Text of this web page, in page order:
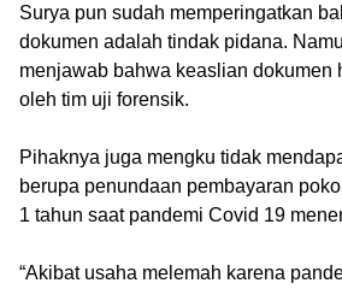
‎Surya pun sudah memperingatkan
dokumen adalah tindak pidana.
menjawab bahwa keaslian dokumen
oleh tim uji forensik.
‎Pihaknya juga mengku tidak
berupa penundaan pembayaran
1 tahun saat pandemi Covid 19
‎“Akibat usaha melemah karena